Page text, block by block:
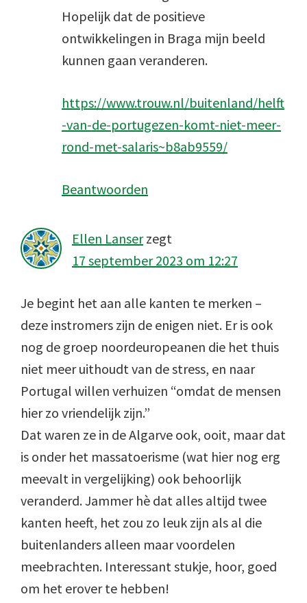
Hopelijk dat de positieve
ontwikkelingen in Braga mijn beeld
kunnen gaan veranderen.
https://www.trouw.nl/buitenland/helft
-van-de-portugezen-komt-niet-meer-
rond-met-salaris~b8ab9559/
Beantwoorden
Ellen Lanser zegt
17 september 2023 om 12:27
Je begint het aan alle kanten te merken –
deze instromers zijn de enigen niet. Er is ook
nog de groep noordeuropeanen die het thuis
niet meer uithoudt van de stress, en naar
Portugal willen verhuizen “omdat de mensen
hier zo vriendelijk zijn.”
Dat waren ze in de Algarve ook, ooit, maar dat
is onder het massatoerisme (wat hier nog erg
meevalt in vergelijking) ook behoorlijk
veranderd. Jammer hè dat alles altijd twee
kanten heeft, het zou zo leuk zijn als al die
buitenlanders alleen maar voordelen
meebrachten. Interessant stukje, hoor, goed
om het erover te hebben!